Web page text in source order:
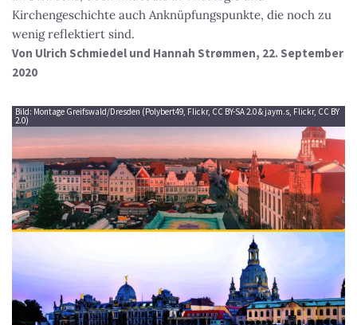
Kirchengeschichte auch Anknüpfungspunkte, die noch zu
wenig reflektiert sind.
Von Ulrich Schmiedel und Hannah Strømmen, 22. September
2020
Bild: Montage Greifswald/Dresden (Polybert49, Flickr, CC BY-SA 2.0 & jaym.s, Flickr, CC BY
2.0)